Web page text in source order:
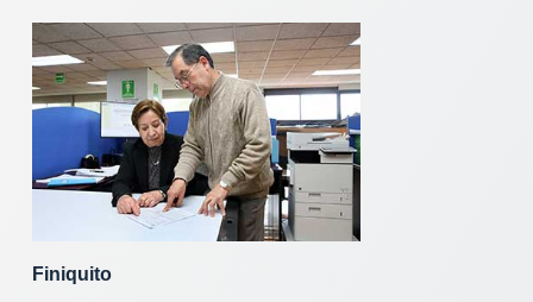
Finiquito